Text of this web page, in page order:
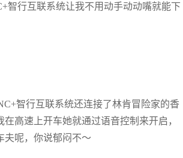
智行互联系统让我不用动手动动嘴就能下
智行互联系统还连接了林肯冒险家的香
高速上开车她就通过语音控制来开启，
夫呢，你说郁闷不～